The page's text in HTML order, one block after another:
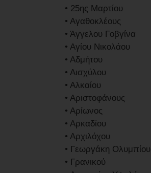
• 25ης Μαρτίου
• Αγαθοκλέους
• Άγγελου Γοβγίνα
• Αγίου Νικολάου
• Αδμήτου
• Αισχύλου
• Αλκαίου
• Αριστοφάνους
• Αρίωνος
• Αρκαδίου
• Αρχιλόχου
• Γεωργάκη Ολυμπίου
• Γρανικού